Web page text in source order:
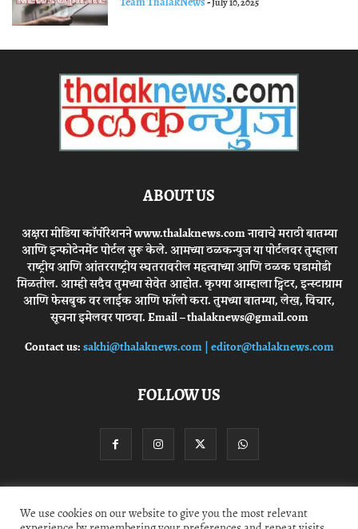
ABOUT US
अक्षरा मीडिया कॉर्पोरेशनने www.thalaknews.com नावाचे मराठी बातम्या
आणि इन्फोटेनमेंट पोर्टल सुरू केले. आमच्या ठळकन्युज या पोर्टलवर तुम्हाला
राष्ट्रीय आणि आंतरराष्ट्रीय स्घतरावरील महत्वाच्या आणि ठळक घडामोडी
मिळतील. आम्ही सदैव तुमच्या सेवेत आहोत. कृपया आम्हाला ट्विटर, इन्स्टाग्राम
आणि फेसबुक वर लाईक आणि फॉलो करा. तुमच्या बातम्या, लेख, विचार,
सूचना इमेलवर पाठवा. Email – thalaknews@gmail.com
Contact us:sakhi@thalaknews.com | editor@thalaknews.com
FOLLOW US
Privacy Policy Contact Us
We use cookies on our website to give you the most relevant